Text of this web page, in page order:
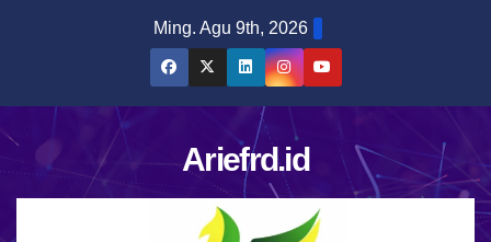
Ming. Agu 9th, 2026
Ariefrd.id